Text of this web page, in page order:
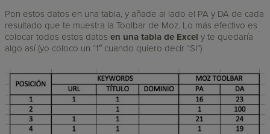
Pon estos datos en una tabla, y añade al lado el PA y DA de cada
resultado que te muestra la Toolbar de Moz. Lo más efectivo es
colocar todos estos datosen una tabla de Excely te quedaría
algo así (yo coloco un “1″ cuando quiero decir “SI”)